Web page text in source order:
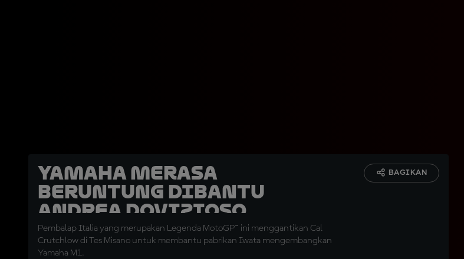
Yamaha Merasa
Beruntung Dibantu
Andrea Dovizioso
Pembalap Italia yang merupakan Legenda MotoGP™ ini menggantikan Cal
Crutchlow di Tes Misano untuk membantu pabrikan Iwata mengembangkan
Yamaha M1.
BAGIKAN